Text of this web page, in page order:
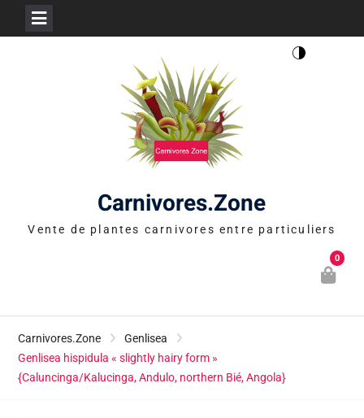
Carnivores.Zone
Vente de plantes carnivores entre particuliers
0
Carnivores.Zone
Genlisea
Genlisea hispidula « slightly hairy form »
{Caluncinga/Kalucinga, Andulo, northern Bié, Angola}